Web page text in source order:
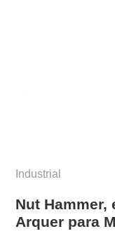
Industrial
Nut Hammer,
Arquer para